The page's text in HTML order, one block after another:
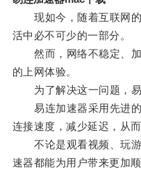
现如今，随着互联网的
活中必不可少的一部分。
然而，网络不稳定、加
的上网体验。
为了解决这一问题，易
易连加速器采用先进的
连接速度，减少延迟，从
不论是观看视频、玩游
速器都能为用户带来更加